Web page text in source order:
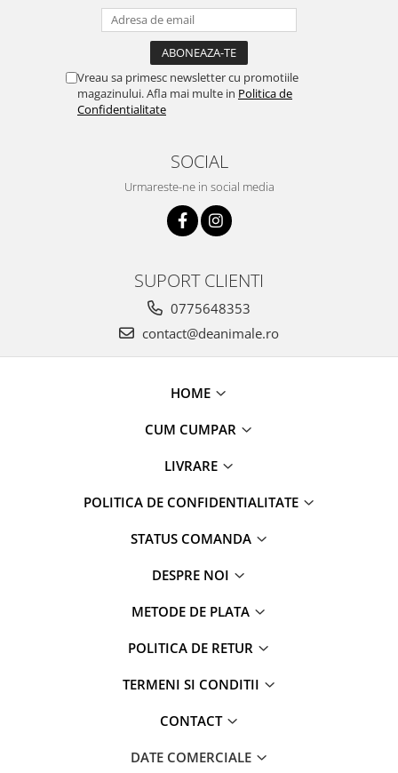
Vreau sa primesc newsletter cu promotiile
magazinului. Afla mai multe in Politica de
Confidentialitate
SOCIAL
Urmareste-ne in social media
SUPORT CLIENTI
0775648353
contact@deanimale.ro
HOME
CUM CUMPAR
LIVRARE
POLITICA DE CONFIDENTIALITATE
STATUS COMANDA
DESPRE NOI
METODE DE PLATA
POLITICA DE RETUR
TERMENI SI CONDITII
CONTACT
DATE COMERCIALE